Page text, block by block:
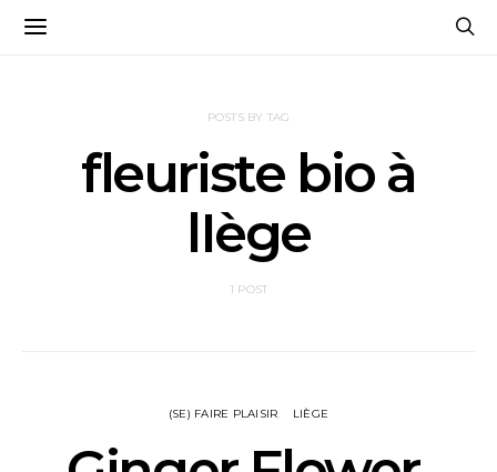
POSTS BY TAG
fleuriste bio à
lIège
1 POST
(SE) FAIRE PLAISIR LIÈGE